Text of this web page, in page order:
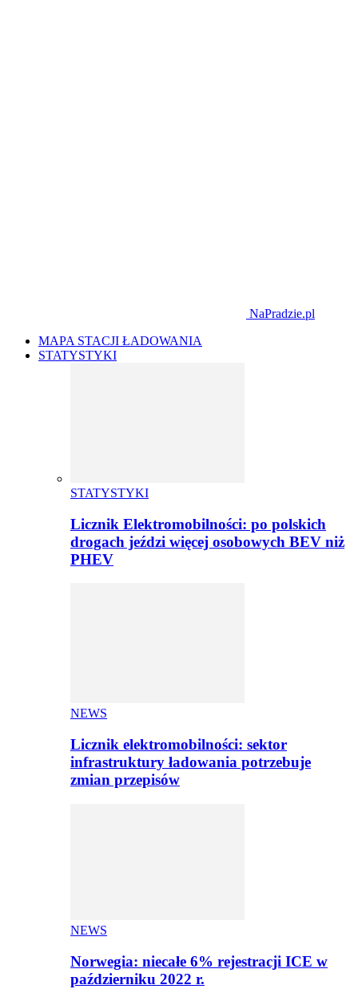
NaPradzie.pl
MAPA STACJI ŁADOWANIA
STATYSTYKI
STATYSTYKI
Licznik Elektromobilności: po polskich
drogach jeździ więcej osobowych BEV niż
PHEV
NEWS
Licznik elektromobilności: sektor
infrastruktury ładowania potrzebuje
zmian przepisów
NEWS
Norwegia: niecałe 6% rejestracji ICE w
październiku 2022 r.